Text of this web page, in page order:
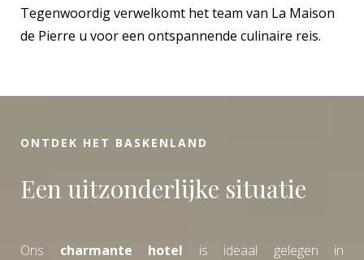
Tegenwoordig verwelkomt het team van La Maison
de Pierre u voor een ontspannende culinaire reis.
ONTDEK HET BASKENLAND
Een uitzonderlijke situatie
Ons charmante hotel is ideaal gelegen in